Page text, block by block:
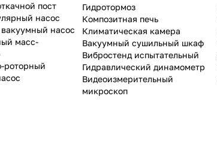
пост
насос
насос
масс-
роторный
Гидротормоз
Композитная печь
Климатическая камера
Вакуумный сушильный шкаф
Вибростенд испытательный
Гидравлический динамометр
Видеоизмерительный
микроскоп